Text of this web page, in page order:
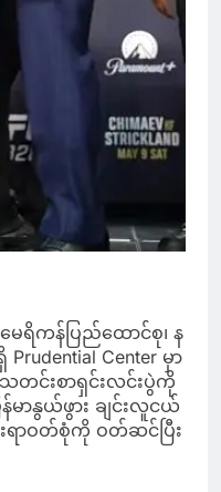
ရိကန်ပြည်ထောင်စု၊ န
Center မှာ
သတင်းစာရှင်းလင်းပွဲကို
မာနွယ်ဖွား ချင်းလူငယ်
းရာဝတ်စုံကို ဝတ်ဆင်ပြီး